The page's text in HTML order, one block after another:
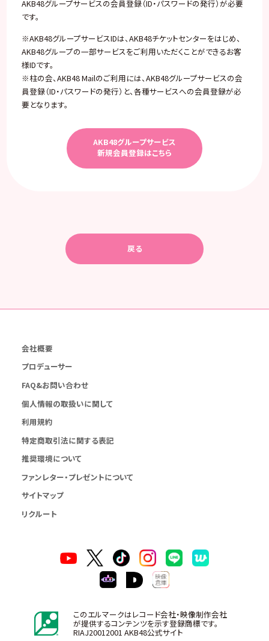
AKB48グループサービスの会員登録（ID・パスワードの発行）が必要
です。
※AKB48グループサービスIDは、AKB48チケットセンターをはじめ、
AKB48グループの一部サービスをご利用いただくことができるお客
様IDです。
※柱の会、AKB48 Mailのご利用には、AKB48グループサービスの会
員登録（ID・パスワードの発行）と、各種サービスへの会員登録が必
要となります。
AKB48グループサービス
新規会員登録はこちら
戻る
会社概要
プロデューサー
FAQ&お問い合わせ
個人情報の取扱いに関して
利用規約
特定商取引法に関する表記
推奨環境について
ファンレター・プレゼントについて
サイトマップ
リクルート
このエルマークはレコード会社・映像制作会社
が提供するコンテンツを示す登録商標です。
RIAJ20012001 AKB48公式サイト